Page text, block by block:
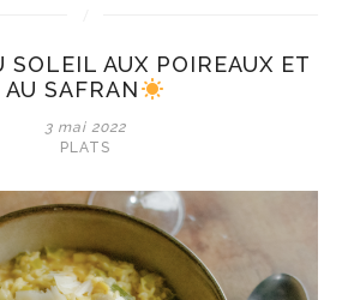
SOLEIL AUX POIREAUX ET
AU SAFRAN
3 mai 2022
PLATS